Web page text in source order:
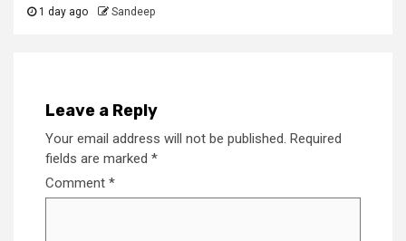
1 day ago Sandeep
Leave a Reply
Your email address will not be published. Required
fields are marked *
Comment *